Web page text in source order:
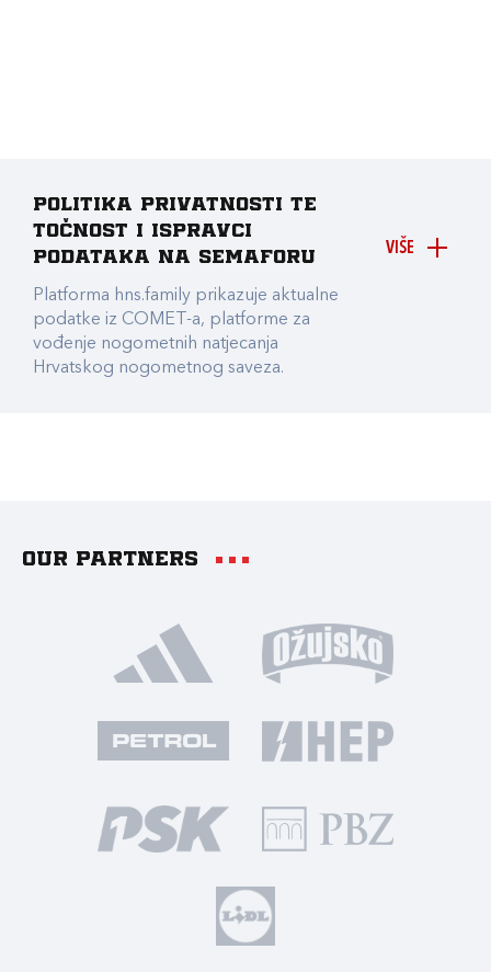
VIŠE
Politika privatnosti te
točnost i ispravci
podataka na Semaforu
Platforma hns.family prikazuje aktualne
podatke iz COMET-a, platforme za
vođenje nogometnih natjecanja
Hrvatskog nogometnog saveza.
Our partners